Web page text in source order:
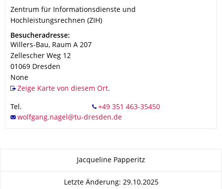
Organisationsname
Zentrum für Informationsdienste und Hochleistungsrechnen
Zentrum für Informationsdienste und
Hochleistungsrechnen (ZIH)
Adresse
Besucheradresse:
Willers-Bau, Raum A 207
Zellescher Weg 12
01069 Dresden
None
Zeige Karte von diesem Ort.
Tel.
Zu dieser SeiteJacqueline Papperitz
Letzte Änderung: 29.10.2025